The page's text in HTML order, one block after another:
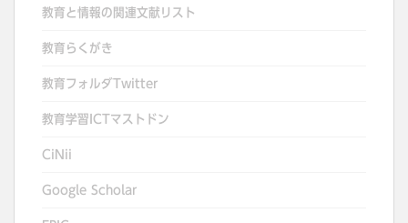
教育と情報の関連文献リスト
教育らくがき
教育フォルダTwitter
教育学習ICTマストドン
CiNii
Google Scholar